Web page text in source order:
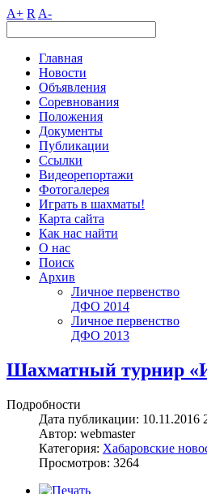
A+ R A-
Главная
Новости
Объявления
Соревнования
Положения
Документы
Публикации
Ссылки
Видеорепортажи
Фотогалерея
Играть в шахматы!
Карта сайта
Как нас найти
О нас
Поиск
Архив
Личное первенство
ДФО 2014
Личное первенство
ДФО 2013
Шахматный турнир
Подробности
Дата публикации: 10.11.2016
Автор: webmaster
Категория: Хабаровские
Просмотров: 3264